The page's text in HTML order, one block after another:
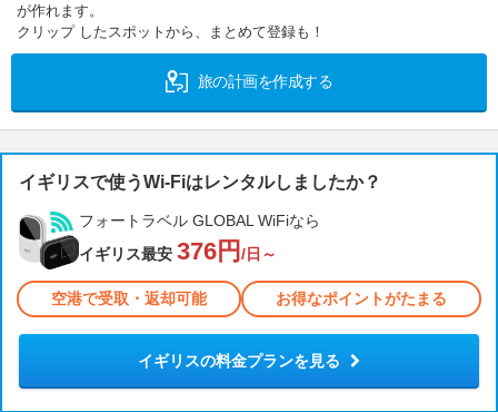
が作れます。
クリップ したスポットから、まとめて登録も！
旅の計画を作成する
イギリスで使うWi-Fiはレンタルしましたか？
フォートラベル GLOBAL WiFiなら
イギリス最安 376円 /日～
空港で受取・返却可能 お得なポイントがたまる
イギリスの料金プランを見る